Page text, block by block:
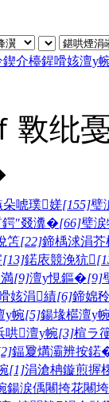
鍥介檯鍟嗗姟澶у
斁纰
朵唬璞嫅[155]璧
鍔″叕瀵�[66]璧
笘[22]鍗楀浗涓芥
[13]鍩庡競浼犺
[9]澶у悓鏂�[9]
姟涓績[6]鍗婂
у帵[5]鍚堟櫙澶у
哄澶у帵[3]楦ラ
鍢夐煹灞辨按鍩
[1]涓滄柟鏇煎搱
鍚涙偊闀挎花闀